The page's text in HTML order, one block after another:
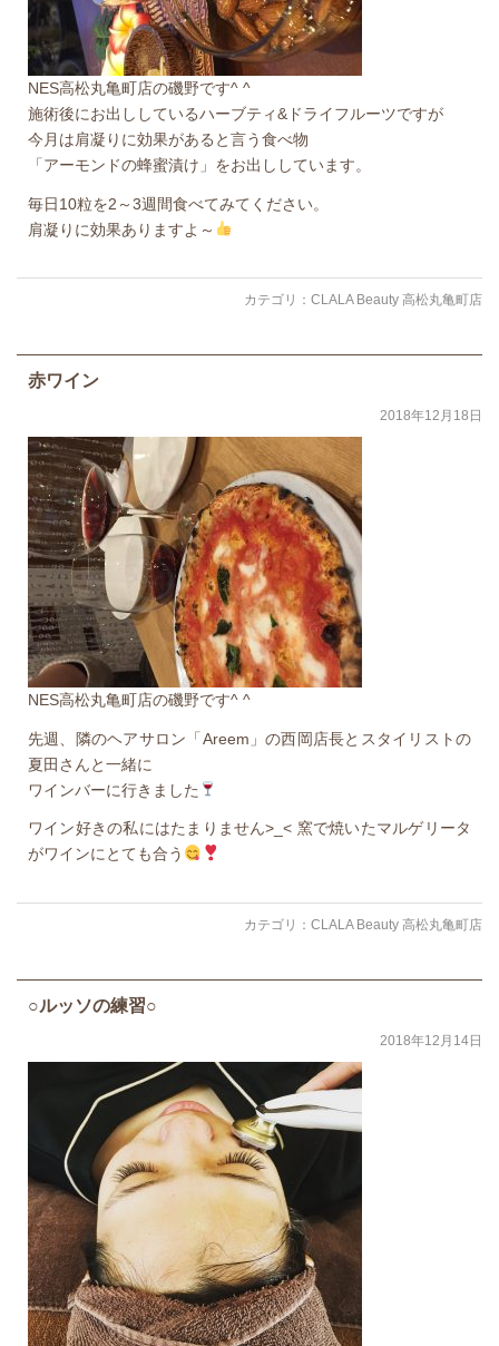
NES高松丸亀町店の磯野です^ ^
施術後にお出ししているハーブティ&ドライフルーツですが
今月は肩凝りに効果があると言う食べ物
「アーモンドの蜂蜜漬け」をお出ししています。
毎日10粒を2～3週間食べてみてください。
肩凝りに効果ありますよ～
カテゴリ： CLALA Beauty 高松丸亀町店
赤ワイン
2018年12月18日
NES高松丸亀町店の磯野です^ ^
先週、隣のヘアサロン「Areem」の西岡店長とスタイリストの
夏田さんと一緒に
ワインバーに行きました
ワイン好きの私にはたまりません>_< 窯で焼いたマルゲリータ
がワインにとても合う
カテゴリ： CLALA Beauty 高松丸亀町店
○ルッソの練習○
2018年12月14日